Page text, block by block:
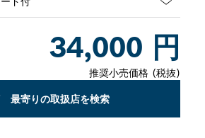
34,000 円
推奨小売価格 (税抜)
最寄りの取扱店を検索